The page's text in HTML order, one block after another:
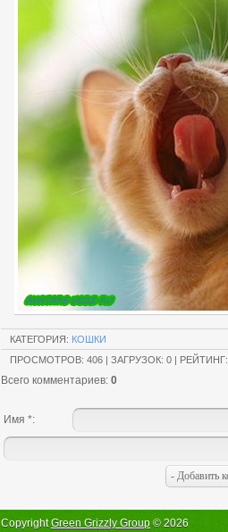
КАТЕГОРИЯ: КОШКИ
ПРОСМОТРОВ: 406 | ЗАГРУЗОК: 0 | РЕЙТИНГ:
Всего комментариев: 0
Имя *:
CopyrightGreen Grizzly Group © 2026